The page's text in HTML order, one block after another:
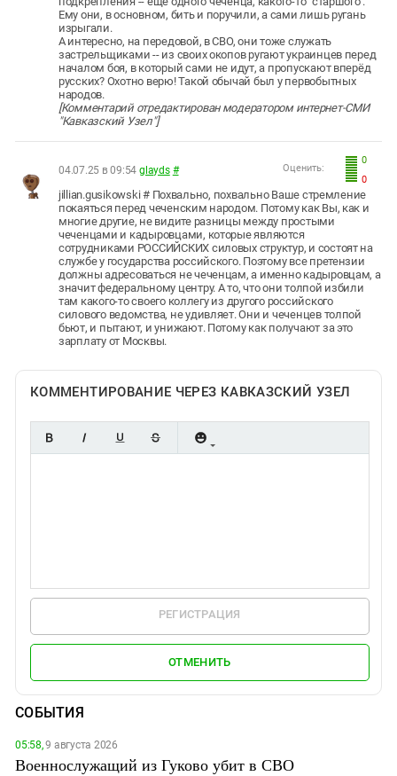
Ему они, в основном, бить и поручили, а сами лишь ругань
изрыгали.
А интересно, на передовой, в СВО, они тоже служать
застрельщиками -- из своих окопов ругают украинцев перед
началом боя, в который сами не идут, а пропускают вперёд
русских? Охотно верю! Такой обычай был у первобытных
народов.
[Комментарий отредактирован модератором интернет-СМИ
"Кавказский Узел"]
0
0
Оценить:
04.07.25 в 09:54 glayds #
jillian.gusikowski # Похвально, похвально Ваше стремление
покаяться перед чеченским народом. Потому как Вы, как и
многие другие, не видите разницы между простыми
чеченцами и кадыровцами, которые являются
сотрудниками РОССИЙСКИХ силовых структур, и состоят на
службе у государства российского. Поэтому все претензии
должны адресоваться не чеченцам, а именно кадыровцам, а
значит федеральному центру. А то, что они толпой избили
там какого-то своего коллегу из другого российского
силового ведомства, не удивляет. Они и чеченцев толпой
бьют, и пытают, и унижают. Потому как получают за это
зарплату от Москвы.
КОММЕНТИРОВАНИЕ ЧЕРЕЗ КАВКАЗСКИЙ УЗЕЛ
РЕГИСТРАЦИЯ
ОТМЕНИТЬ
СОБЫТИЯ
05:58,9 августа 2026
Военнослужащий из Гуково убит в СВО